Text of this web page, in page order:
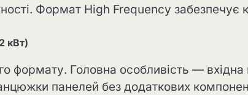
Формат High Frequency забезпечує
кВт)
формату. Головна особливість —
панелей без додаткових